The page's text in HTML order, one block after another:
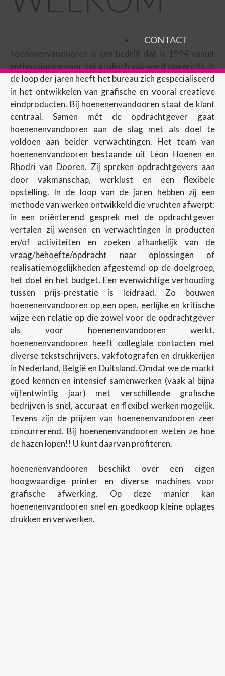
CONTACT
hoenenenvandooren is een bedrijf dat in 1994 vanuit
enthousiasme voor het grafisch vak werd opgericht. In
de loop der jaren heeft het bureau zich gespecialiseerd
in het ontwikkelen van grafische en vooral creatieve
eindproducten. Bij hoenenenvandooren staat de klant
centraal. Samen mét de opdrachtgever gaat
hoenenenvandooren aan de slag met als doel te
voldoen aan beider verwachtingen. Het team van
hoenenenvandooren bestaande uit Léon Hoenen en
Rhodri van Dooren. Zij spreken opdrachtgevers aan
door vakmanschap, werklust en een flexibele
opstelling. In de loop van de jaren hebben zij een
methode van werken ontwikkeld die vruchten afwerpt:
in een oriënterend gesprek met de opdrachtgever
vertalen zij wensen en verwachtingen in producten
en/of activiteiten en zoeken afhankelijk van de
vraag/behoefte/opdracht naar oplossingen of
realisatiemogelijkheden afgestemd op de doelgroep,
het doel én het budget. Een evenwichtige verhouding
tussen prijs-prestatie is leidraad. Zo bouwen
hoenenenvandooren op een open, eerlijke en kritische
wijze een relatie op die zowel voor de opdrachtgever
als voor hoenenenvandooren werkt.
hoenenenvandooren heeft collegiale contacten met
diverse tekstschrijvers, vakfotografen en drukkerijen
in Nederland, België en Duitsland. Omdat we de markt
goed kennen en intensief samenwerken (vaak al bijna
vijfentwintig jaar) met verschillende grafische
bedrijven is snel, accuraat en flexibel werken mogelijk.
Tevens zijn de prijzen van hoenenenvandooren zeer
concurrerend. Bij hoenenenvandooren weten ze hoe
de hazen lopen!! U kunt daarvan profiteren.
hoenenenvandooren beschikt over een eigen
hoogwaardige printer en diverse machines voor
grafische afwerking. Op deze manier kan
hoenenenvandooren snel en goedkoop kleine oplages
drukken en verwerken.